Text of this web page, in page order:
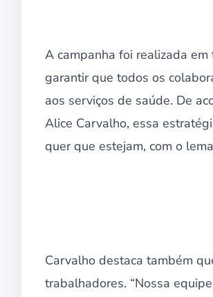
A campanha foi realizada
garantir que todos os
aos serviços de saúde. De
Alice Carvalho, essa
quer que estejam, com o
Carvalho destaca também
trabalhadores. “Nossa